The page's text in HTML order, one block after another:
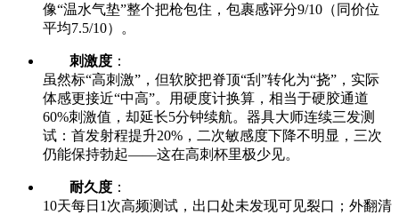
像“温水气垫”整个把枪包住，包裹感评分9/10（同价位
平均7.5/10）。
刺激度 ：
虽然标“高刺激”，但软胶把脊顶“刮”转化为“挠”，实际
体感更接近“中高”。用硬度计换算，相当于硬胶通道
60%刺激值，却延长5分钟续航。器具大师连续三发测
试：首发射程提升20%，二次敏感度下降不明显，三次
仍能保持勃起——这在高刺杯里极少见。
耐久度 ：
10天每日1次高频测试，出口处未发现可见裂口；外翻清